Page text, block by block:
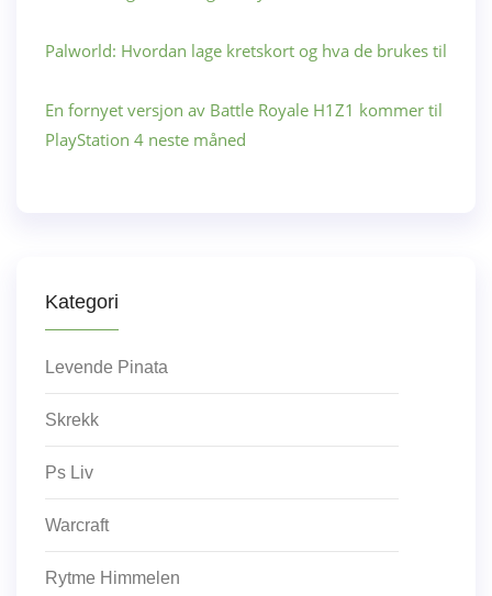
Palworld: Hvordan lage kretskort og hva de brukes til
En fornyet versjon av Battle Royale H1Z1 kommer til
PlayStation 4 neste måned
Kategori
Levende Pinata
Skrekk
Ps Liv
Warcraft
Rytme Himmelen